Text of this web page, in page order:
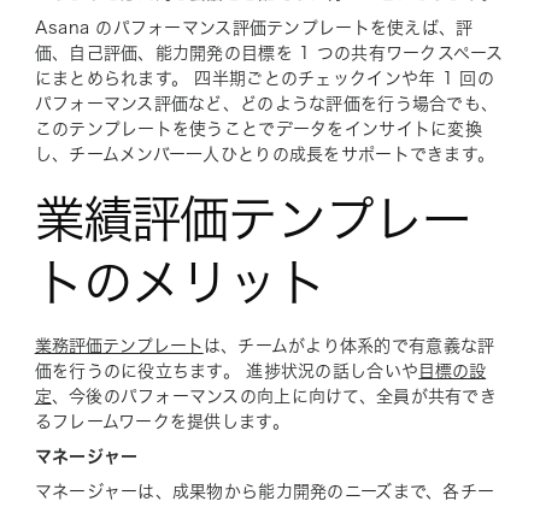
Asana のパフォーマンス評価テンプレートを使えば、評
価、自己評価、能力開発の目標を 1 つの共有ワークスペース
にまとめられます。 四半期ごとのチェックインや年 1 回の
パフォーマンス評価など、どのような評価を行う場合でも、
このテンプレートを使うことでデータをインサイトに変換
し、チームメンバー一人ひとりの成長をサポートできます。
業績評価テンプレー
トのメリット
業務評価テンプレート は、チームがより体系的で有意義な評
価を行うのに役立ちます。 進捗状況の話し合いや 目標の設
定、今後のパフォーマンスの向上に向けて、全員が共有でき
るフレームワークを提供します。
マネージャー
マネージャーは、成果物から能力開発のニーズまで、各チー